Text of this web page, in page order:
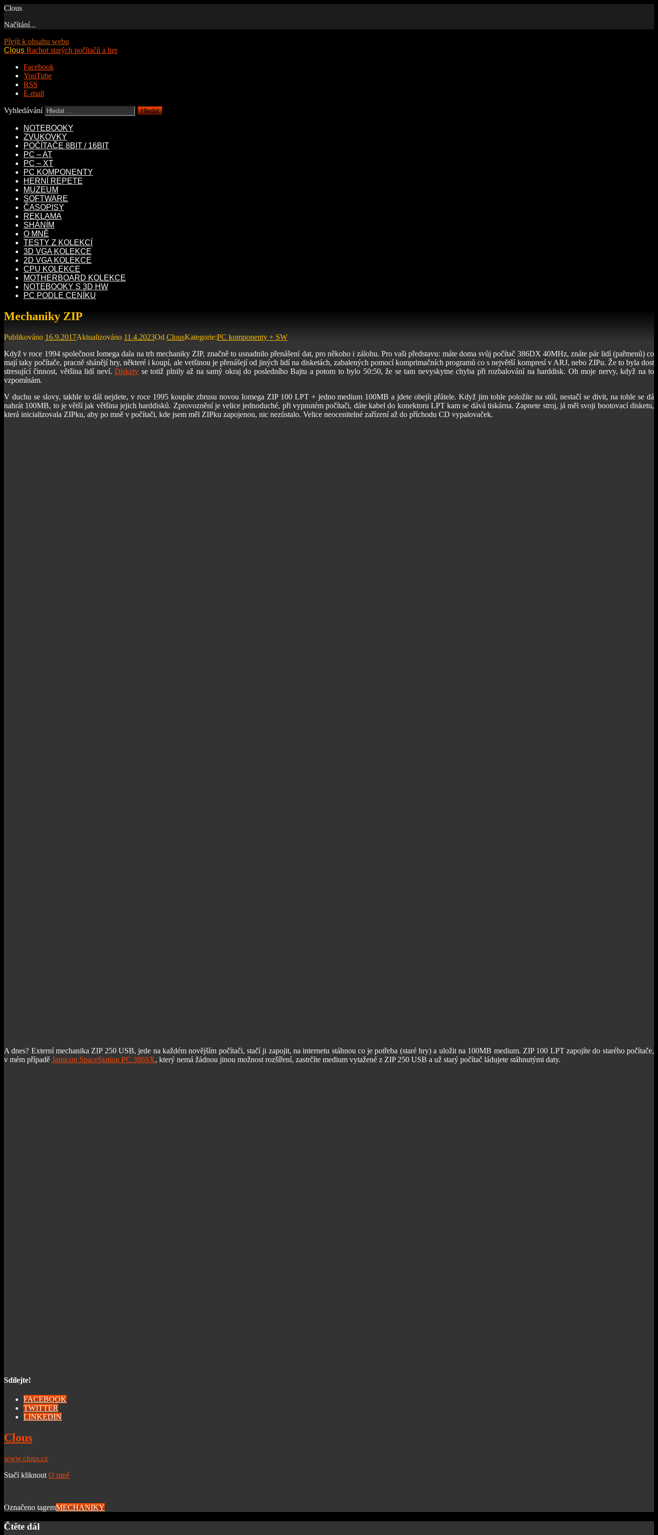
Clous
Načítání...
Přejít k obsahu webu
Clous Rachot starých počítačů a her
Facebook
YouTube
RSS
E-mail
Vyhledávání
NOTEBOOKY
ZVUKOVKY
POČÍTAČE 8BIT / 16BIT
PC – AT
PC – XT
PC KOMPONENTY
HERNÍ REPETE
MUZEUM
SOFTWARE
ČASOPISY
REKLAMA
SHÁNÍM
O MNĚ
TESTY Z KOLEKCÍ
3D VGA KOLEKCE
2D VGA KOLEKCE
CPU KOLEKCE
MOTHERBOARD KOLEKCE
NOTEBOOKY S 3D HW
PC PODLE CENÍKU
Mechaniky ZIP
Publikováno 16.9.2017Aktualizováno 11.4.2023Od ClousKategorie:PC komponenty + SW
Když v roce 1994 společnost Iomega dala na trh mechaniky ZIP, značně to usnadnilo přenášení dat, pro někoho i zálohu. Pro vaši představu: máte doma svůj počítač 386DX 40MHz, znáte pár lidí (pařmenů) co
mají taky počítače, pracně shánějí hry, některé i koupí, ale vetšinou je přenášejí od jiných lidí na disketách, zabalených pomocí komprimačních programů co s největší kompresí v ARJ, nebo ZIPu. Že to byla dost
stresující činnost, většina lidí neví.Diskety se totiž plnily až na samý okraj do posledního Bajtu a potom to bylo 50:50, že se tam nevyskytne chyba při rozbalování na harddisk. Oh moje nervy, když na to
vzpomínám.
V duchu se slovy, takhle to dál nejdete, v roce 1995 koupíte zbrusu novou Iomega ZIP 100 LPT + jedno medium 100MB a jdete obejít přátele. Když jim tohle položíte na stůl, nestačí se divit, na tohle se dá
nahrát 100MB, to je větší jak většina jejich harddisků. Zprovoznění je velice jednoduché, při vypnutém počítači, dáte kabel do konektoru LPT kam se dává tiskárna. Zapnete stroj, já měl svoji bootovací disketu,
která inicializovala ZIPku, aby po mně v počítači, kde jsem měl ZIPku zapojenou, nic nezůstalo. Velice neocenitelné zařízení až do příchodu CD vypalovaček.
A dnes? Externí mechanika ZIP 250 USB, jede na každém novějším počítači, stačí ji zapojit, na internetu stáhnou co je potřeba (staré hry) a uložit na 100MB medium. ZIP 100 LPT zapojíte do starého počítače,
v mém případě Jamicon SpaceStation PC 386SX, který nemá žádnou jinou možnost rozšíření, zastrčíte medium vytažené z ZIP 250 USB a už starý počítač ládujete stáhnutými daty.
Sdílejte!
FACEBOOK
TWITTER
LINKEDIN
Clous
www.clous.cz
Stačí kliknout O mně
Označeno tagemMECHANIKY
Čtěte dál